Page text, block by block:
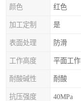
颜色 红色
加工定制 是
表面处理 防滑
工作高度 平面工作
耐酸碱性 耐酸
抗压强度 40MPa